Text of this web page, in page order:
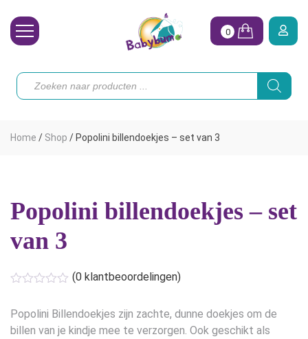
Toebehoren
Onze merken
Hoe begin ik?
0
Producten
zoeken
Home / Shop / Popolini billendoekjes – set van 3
Popolini billendoekjes – set
van 3
(0 klantbeoordelingen)
Popolini Billendoekjes zijn zachte, dunne doekjes om de
billen van je kindje mee te verzorgen. Ook geschikt als